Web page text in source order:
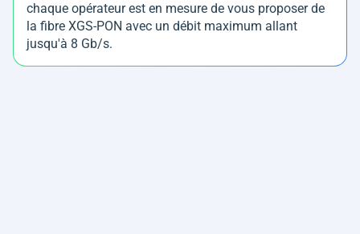
chaque opérateur est en mesure de vous proposer de
la fibre XGS-PON avec un débit maximum allant
jusqu'à 8 Gb/s.